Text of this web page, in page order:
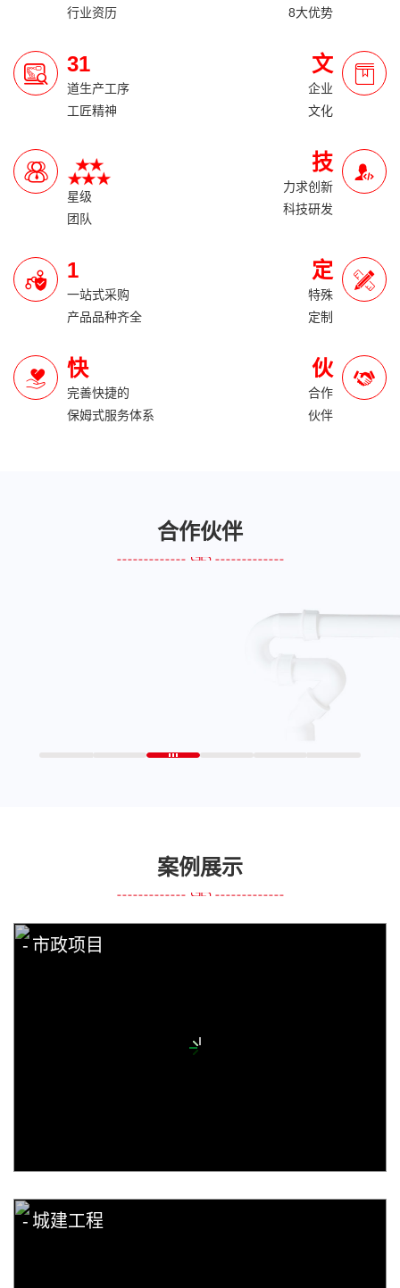
行业资历
8大优势
31
道生产工序
工匠精神
文
企业
文化
星级
团队
技
力求创新
科技研发
1
一站式采购
产品品种齐全
定
特殊
定制
快
完善快捷的
保姆式服务体系
伙
合作
伙伴
合作伙伴
案例展示
市政项目
城建工程